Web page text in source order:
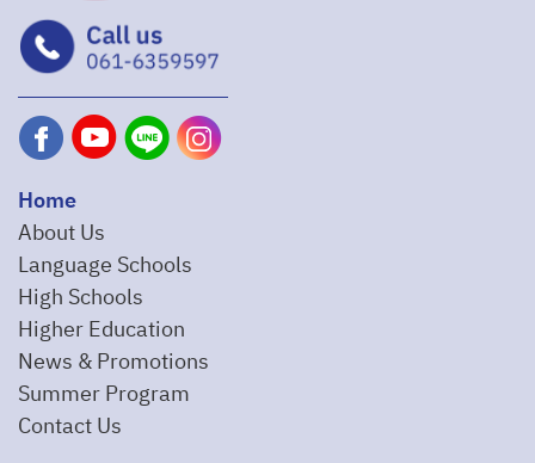
Home
About Us
Language Schools
High Schools
Higher Education
News & Promotions
Summer Program
Contact Us